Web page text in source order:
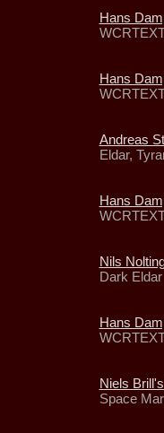
Hans
Hans
Andreas
Eldar,
Hans
Nils
Dark Eldar
Hans
Niels
Space